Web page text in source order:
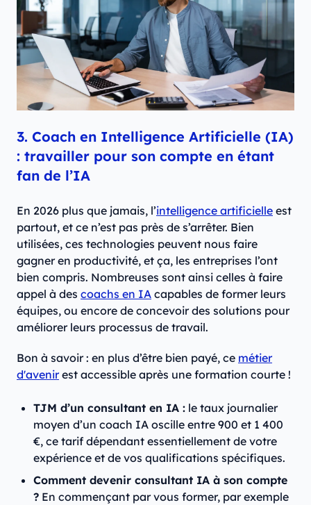
3. Coach en Intelligence Artificielle (IA)
: travailler pour son compte en étant
fan de l’IA
En 2026 plus que jamais, l’intelligence artificielle est
partout, et ce n’est pas près de s’arrêter. Bien
utilisées, ces technologies peuvent nous faire
gagner en productivité, et ça, les entreprises l’ont
bien compris. Nombreuses sont ainsi celles à faire
appel à des coachs en IA capables de former leurs
équipes, ou encore de concevoir des solutions pour
améliorer leurs processus de travail.
Bon à savoir : en plus d’être bien payé, ce métier
d'avenirest accessible après une formation courte !
TJM d’un consultant en IA : le taux journalier
moyen d’un coach IA oscille entre 900 et 1 400
€, ce tarif dépendant essentiellement de votre
expérience et de vos qualifications spécifiques.
Comment devenir consultant IA à son compte
? En commençant par vous former, par exemple